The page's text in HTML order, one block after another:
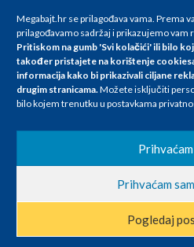
Megabajt.hr se prilagođava vama. Prema
prilagođavamo sadržaj i prikazujemo vam
Pritiskom na gumb 'Svi kolačići' ili bilo
također pristajete na korištenje
informacija kako bi prikazivali ciljane
drugim stranicama.Možete isključiti
bilo kojem trenutku u postavkama
Prihvaćam
Pogledaj
Za artikle kojih trenutno nema u
info@megabajt.hr. Sve cijene su
promjenama, a
iskazane su za avansno
se razlikovati od cijena u našim
i točniji opis i sliku. Unatoč tome, ne
nastale u opisu proizvoda, greške
cijena.